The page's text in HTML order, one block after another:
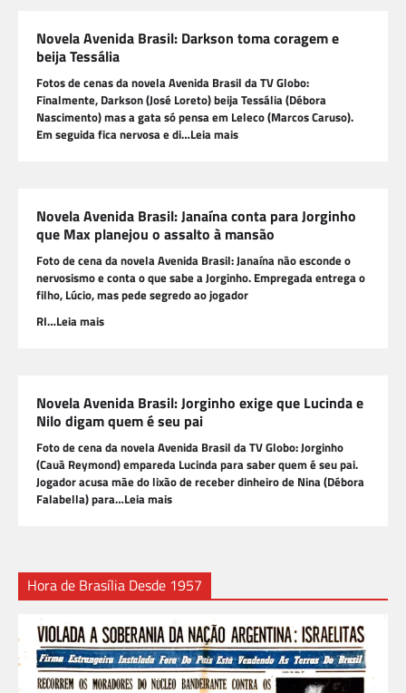
Novela Avenida Brasil: Darkson toma coragem e
beija Tessália
Fotos de cenas da novela Avenida Brasil da TV Globo:
Finalmente, Darkson (José Loreto) beija Tessália (Débora
Nascimento) mas a gata só pensa em Leleco (Marcos Caruso).
Em seguida fica nervosa e di…Leia mais
Novela Avenida Brasil: Janaína conta para Jorginho
que Max planejou o assalto à mansão
Foto de cena da novela Avenida Brasil: Janaína não esconde o
nervosismo e conta o que sabe a Jorginho. Empregada entrega o
filho, Lúcio, mas pede segredo ao jogador
RI…Leia mais
Novela Avenida Brasil: Jorginho exige que Lucinda e
Nilo digam quem é seu pai
Foto de cena da novela Avenida Brasil da TV Globo: Jorginho
(Cauã Reymond) empareda Lucinda para saber quem é seu pai.
Jogador acusa mãe do lixão de receber dinheiro de Nina (Débora
Falabella) para…Leia mais
Hora de Brasília Desde 1957